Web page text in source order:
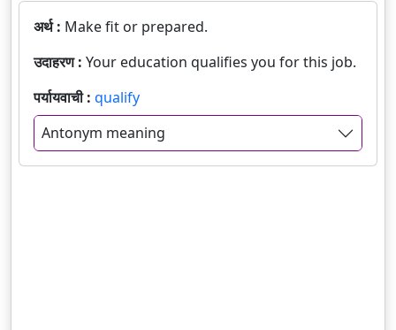
अर्थ : Make fit or prepared.
उदाहरण : Your education qualifies you for this job.
पर्यायवाची : qualify
Antonym meaning